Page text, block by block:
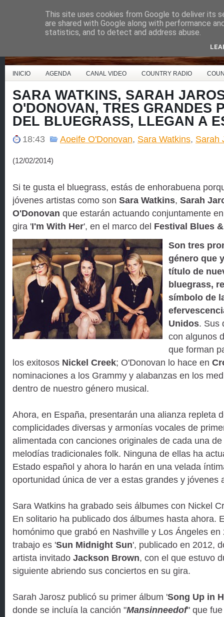
Country Music España
INICIO AGENDA CANAL VIDEO COUNTRY RADIO
SARA WATKINS, SARAH
O'DONOVAN, TRES GRANDES
DEL BLUEGRASS, LLEGAN A
18:43 Aoeife O'Donovan, Sara Watkins, Sarah
(12/02/2014)
Si te gusta el bluegrass, estás de enhorabuena
jóvenes artistas como son Sara Watkins, Sarah
O'Donovan que estarán actuando conjuntamente
gira 'I'm With Her', en el marco del Festival Blues
Son tres
género que
título de
bluegrass,
símbolo de
Unidos. Sus
con algunos
que forman
los exitosos Nickel Creek; O'Donovan lo hace en
nominaciones a los Grammy y alabanzas en los
dentro de nuestro género musical.
Ahora, en España, presentarán una alianza repleta
complicidades diversas y armonías vocales de
alimentada con canciones originales de cada una
melodías tradicionales folk. Ninguna de ellas ha
Estado español y ahora lo harán en una velada
oportunidad única de ver a estas grandes y jóvenes
Sara Watkins ha grabado seis álbumes con Nickel
En solitario ha publicado dos álbumes hasta ahora.
homónimo que grabó en Nashville y Los Ángeles
trabajo es 'Sun Midnight Sun', publicado en 2012,
artista invitado Jackson Brown, con el que estuvo
siguiente abriendo sus conciertos en su gira.
Sarah Jarosz publicó su primer álbum 'Song Up in
donde se incluía la canción "Mansinneedof" que
This site uses cookies from Google to deliver its
are shared with Google along with performance
statistics, and to detect and address abuse.